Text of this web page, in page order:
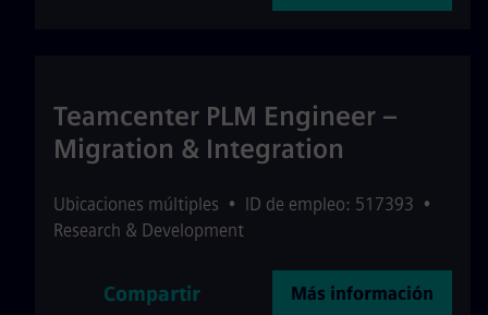
Teamcenter PLM Engineer –
Migration & Integration
Ubicaciones múltiples • ID de empleo: 517393 •
Research & Development
Compartir Más información